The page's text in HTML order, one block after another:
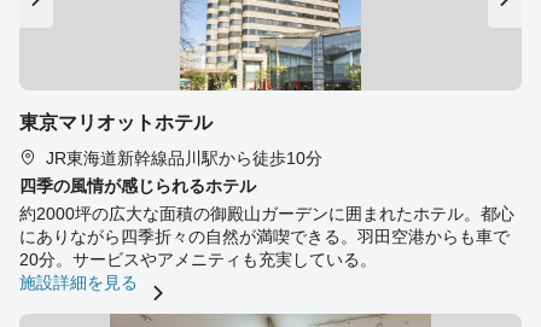
東京マリオットホテル
JR東海道新幹線品川駅から徒歩10分
四季の風情が感じられるホテル
約2000坪の広大な面積の御殿山ガーデンに囲まれたホテル。都心
にありながら四季折々の自然が満喫できる。羽田空港からも車で
20分。サービスやアメニティも充実している。
施設詳細を見る